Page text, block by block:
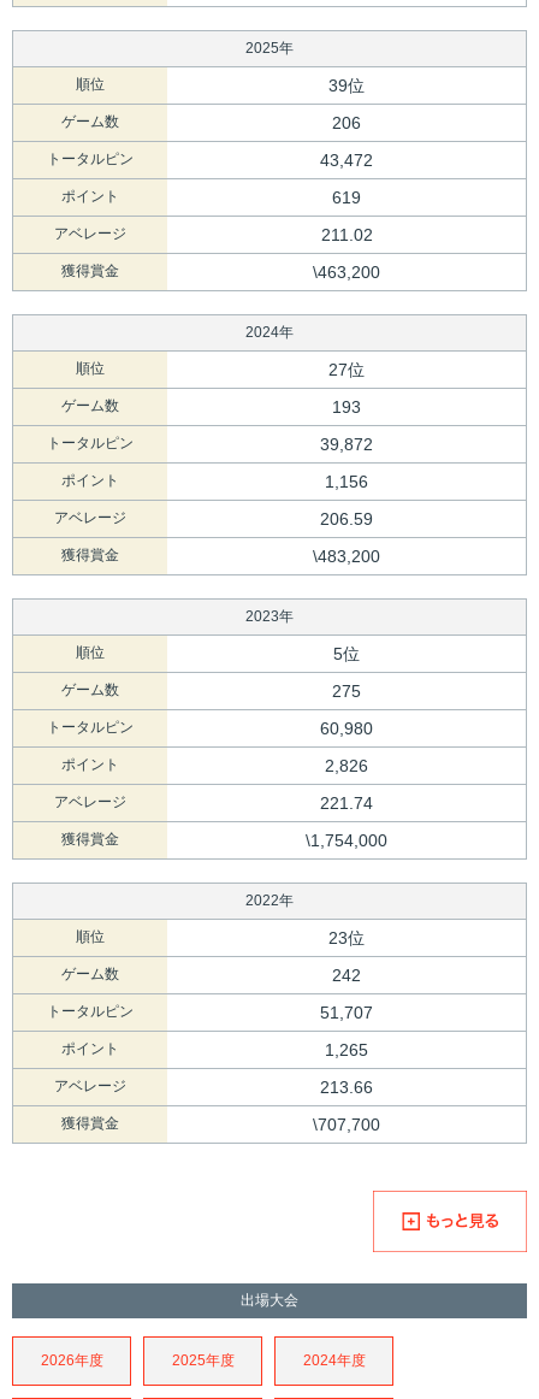
2025年
順位 39位
ゲーム数 206
トータルピン 43,472
ポイント 619
アベレージ 211.02
獲得賞金 \463,200
2024年
順位 27位
ゲーム数 193
トータルピン 39,872
ポイント 1,156
アベレージ 206.59
獲得賞金 \483,200
2023年
順位 5位
ゲーム数 275
トータルピン 60,980
ポイント 2,826
アベレージ 221.74
獲得賞金 \1,754,000
2022年
順位 23位
ゲーム数 242
トータルピン 51,707
ポイント 1,265
アベレージ 213.66
獲得賞金 \707,700
出場大会
2026年度 2025年度 2024年度